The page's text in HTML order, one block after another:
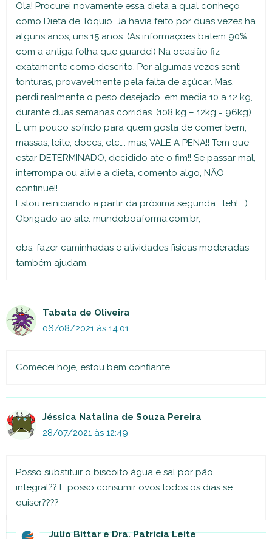
Ola! Procurei novamente essa dieta a qual conheço
como Dieta de Tóquio. Ja havia feito por duas vezes ha
alguns anos, uns 15 anos. (As informações batem 90%
com a antiga folha que guardei) Na ocasião fiz
exatamente como descrito. Por algumas vezes senti
tonturas, provavelmente pela falta de açúcar. Mas,
perdi realmente o peso desejado, em media 10 a 12 kg,
durante duas semanas corridas. (108 kg – 12kg = 96kg)
É um pouco sofrido para quem gosta de comer bem;
massas, leite, doces, etc…. mas, VALE A PENA!! Tem que
estar DETERMINADO, decidido ate o fim!! Se passar mal,
interrompa ou alivie a dieta, comento algo, NÃO
continue!!
Estou reiniciando a partir da próxima segunda… teh! : )
Obrigado ao site. mundoboaforma.com.br,
obs: fazer caminhadas e atividades físicas moderadas
também ajudam.
Tabata de Oliveira
06/08/2021 às 14:01
Comecei hoje, estou bem confiante
Jéssica Natalina de Souza Pereira
28/07/2021 às 12:49
Posso substituir o biscoito água e sal por pão
integral?? E posso consumir ovos todos os dias se
quiser????
Julio Bittar e Dra. Patricia Leite